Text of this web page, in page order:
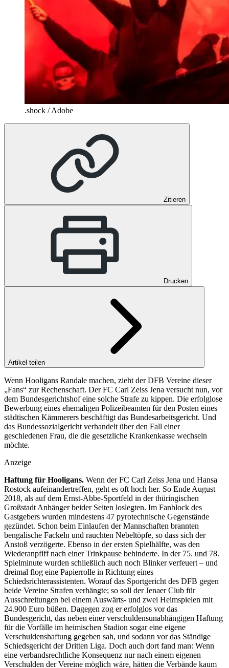
.shock / Adobe
Zitieren
Drucken
Artikel teilen
Wenn Hooligans Randale machen, zieht der DFB Vereine dieser
„Fans“ zur Rechenschaft. Der FC Carl Zeiss Jena versucht nun, vor
dem Bundesgerichtshof eine solche Strafe zu kippen. Die erfolglose
Bewerbung eines ehemaligen Polizeibeamten für den Posten eines
städtischen Kämmerers beschäftigt das Bundesarbeitsgericht. Und
das Bundessozialgericht verhandelt über den Fall einer
geschiedenen Frau, die die gesetzliche Krankenkasse wechseln
möchte.
Anzeige
Haftung für Hooligans. Wenn der FC Carl Zeiss Jena und Hansa
Rostock aufeinandertreffen, geht es oft hoch her. So Ende August
2018, als auf dem Ernst-­Abbe-Sportfeld in der thüringischen
Großstadt An­hänger beider Seiten loslegten. Im Fanblock des
Gastgebers wurden mindestens 47 pyrotechnische Ge­genstände
gezündet. Schon beim Einlaufen der Mannschaften brannten
bengalische Fackeln und rauchten Nebeltöpfe, so dass sich der
Anstoß verzögerte. Ebenso in der ersten Spielhälfte, was den
Wieder­anpfiff nach einer Trinkpause behinderte. In der 75. und 78.
Spielminute wurden schließlich auch noch Blinker verfeuert – und
dreimal flog eine Papierrolle in Richtung eines
Schiedsrichterassistenten. Worauf das Sportgericht des DFB gegen
beide Vereine Strafen ­verhängte; so soll der Jenaer Club für
Ausschreitungen bei einem Auswärts- und zwei Heimspielen mit
24.900 Euro büßen. Dagegen zog er erfolglos vor das
Bundesgericht, das neben einer verschuldensunabhängigen Haftung
für die Vorfälle im heimischen Stadion sogar eine eigene
Verschuldenshaftung gegeben sah, und sodann vor das Ständige
Schiedsgericht der Dritten Liga. Doch auch dort fand man: Wenn
eine verbandsrechtliche Konsequenz nur nach einem eigenen
Verschulden der Vereine möglich wäre, hätten die Verbände kaum